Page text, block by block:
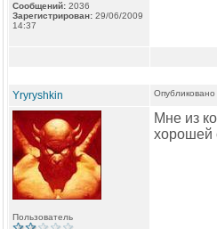
Сообщений: 2036
Зарегистрирован: 29/06/2009
14:37
Yryryshkin
Пользователь
Мне из
хорошей